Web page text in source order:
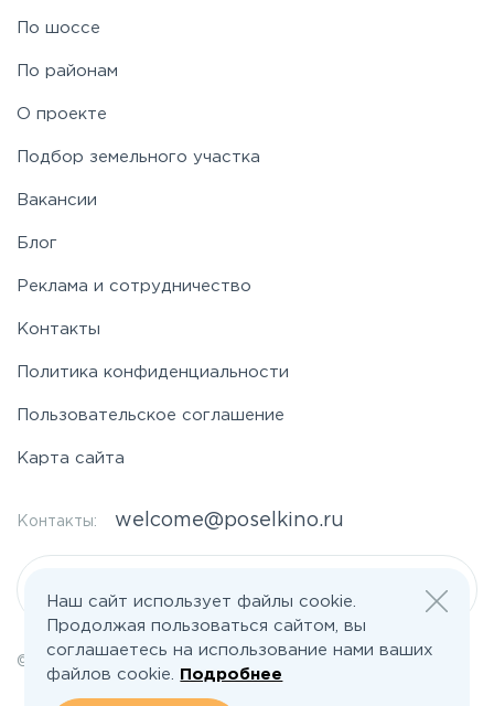
По шоссе
По районам
О проекте
Подбор земельного участка
Вакансии
Блог
Реклама и сотрудничество
Контакты
Политика конфиденциальности
Пользовательское соглашение
Карта сайта
Контакты: welcome@poselkino.ru
© 2026 Все права защищены | poselkino.ru
ИП Маслов Дмитрий Валерьевич
Наш сайт использует файлы cookie.
Продолжая пользоваться сайтом, вы
соглашаетесь на использование нами ваших
файлов cookie.
Подробнее